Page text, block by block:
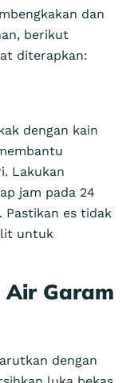
dan
berikut
diterapkan:
dengan kain
Lakukan
jam pada 24
Pastikan es tidak
untuk
Air Garam
dengan